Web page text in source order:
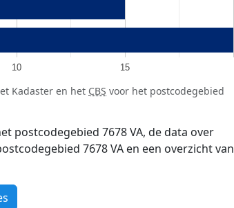
10 15
Kadaster en het CBS voor het postcodegebied
postcodegebied 7678 VA, de data over
7678 VA en een overzicht van